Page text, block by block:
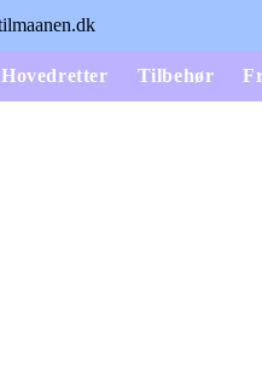
Hovedretter Tilbehør